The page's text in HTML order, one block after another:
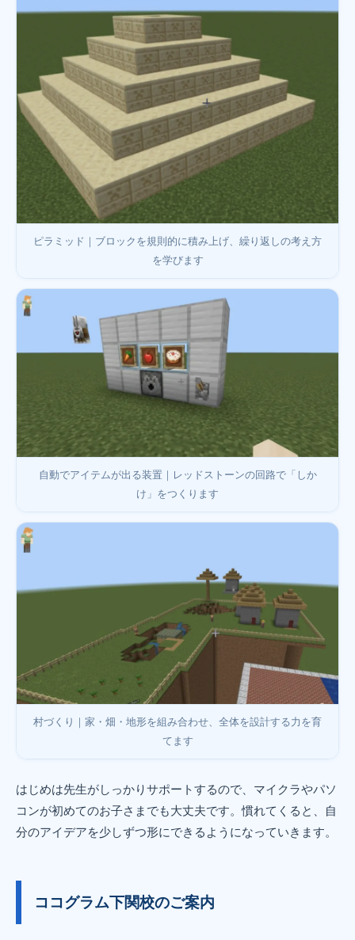
ピラミッド｜ブロックを規則的に積み上げ、繰り返しの考え方
を学びます
自動でアイテムが出る装置｜レッドストーンの回路で「しか
け」をつくります
村づくり｜家・畑・地形を組み合わせ、全体を設計する力を育
てます
はじめは先生がしっかりサポートするので、マイクラやパソ
コンが初めてのお子さまでも大丈夫です。慣れてくると、自
分のアイデアを少しずつ形にできるようになっていきます。
ココグラム下関校のご案内